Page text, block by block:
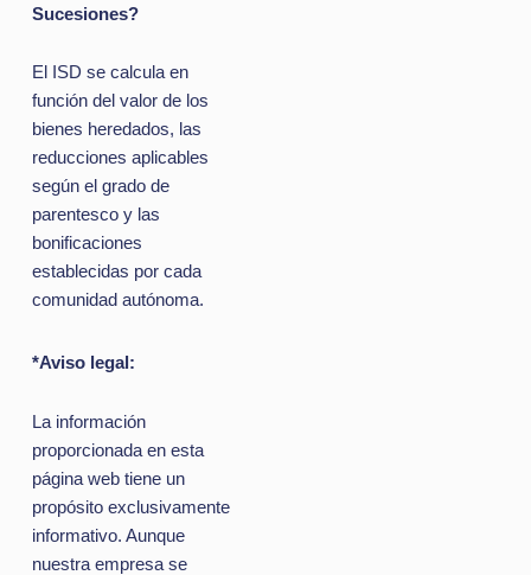
Sucesiones?
El ISD se calcula en
función del valor de los
bienes heredados, las
reducciones aplicables
según el grado de
parentesco y las
bonificaciones
establecidas por cada
comunidad autónoma.
*Aviso legal:
La información
proporcionada en esta
página web tiene un
propósito exclusivamente
informativo. Aunque
nuestra empresa se